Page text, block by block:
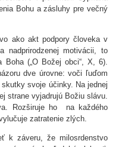
Bohu a zásluhy pre večný
ako akt podpory človeka v
nadprirodzenej motivácii, to
(„O Božej obci“, X, 6).
dve úrovne: voči ľuďom
svoje účinky. Na jednej
strane vyjadrujú Božiu slávu.
Rozširuje ho na každého
zatratenie zlých.
k záveru, že milosrdenstvo